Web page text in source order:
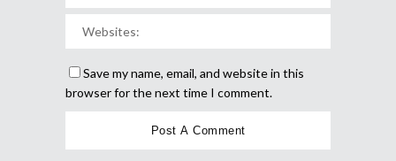
Save my name, email, and website in this
browser for the next time I comment.